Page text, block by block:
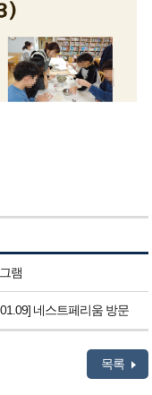
램
네스트페리움 방문
목록